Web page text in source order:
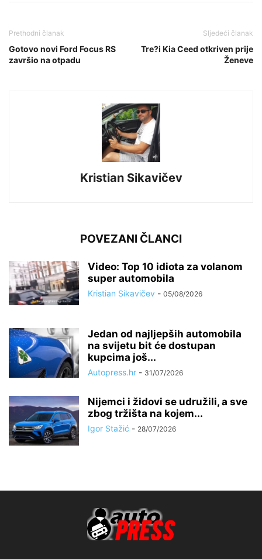
Prethodni članak
Gotovo novi Ford Focus RS
završio na otpadu
Sljedeći članak
Tre?i Kia Ceed otkriven prije
Ženeve
Kristian Sikavičev
POVEZANI ČLANCI
Video: Top 10 idiota za volanom
super automobila
Kristian Sikavičev - 05/08/2026
Jedan od najljepših automobila
na svijetu bit će dostupan
kupcima još...
Autopress.hr - 31/07/2026
Nijemci i židovi se udružili, a sve
zbog tržišta na kojem...
Igor Stažić - 28/07/2026